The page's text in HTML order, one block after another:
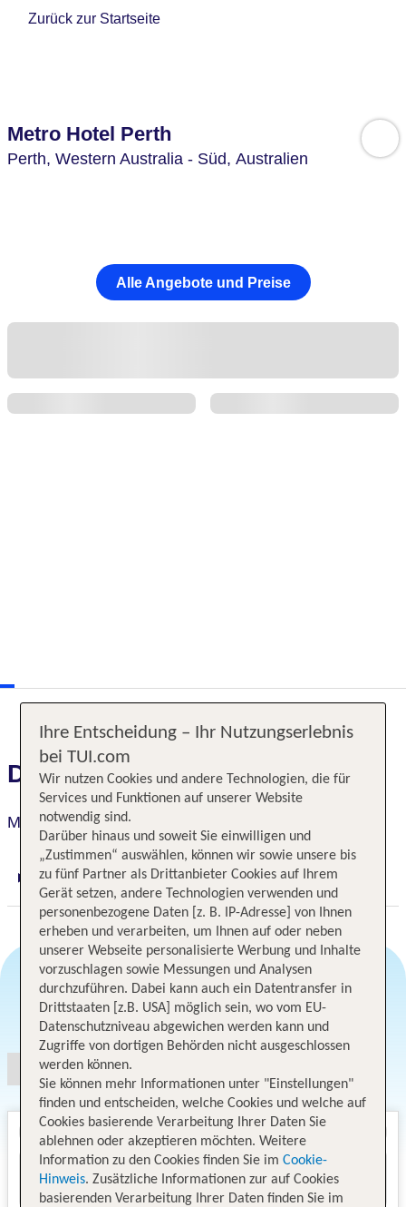
Zurück zur Startseite
Metro Hotel Perth
Perth, Western Australia - Süd, Australien
Alle Angebote und Preise
Das erwartet Sie
Metro Hotel Perth
Digitaler und telefonischer 24/7 TUI Service
Angebotsauswahl
Ihre Entscheidung – Ihr Nutzungserlebnis
bei TUI.com
Wir nutzen Cookies und andere Technologien, die für
Services und Funktionen auf unserer Website
notwendig sind.
Darüber hinaus und soweit Sie einwilligen und
„Zustimmen“ auswählen, können wir sowie unsere bis
zu fünf Partner als Drittanbieter Cookies auf Ihrem
Gerät setzen, andere Technologien verwenden und
personenbezogene Daten [z. B. IP-Adresse] von Ihnen
erheben und verarbeiten, um Ihnen auf oder neben
unserer Webseite personalisierte Werbung und Inhalte
vorzuschlagen sowie Messungen und Analysen
durchzuführen. Dabei kann auch ein Datentransfer in
Drittstaaten [z.B. USA] möglich sein, wo vom EU-
Datenschutzniveau abgewichen werden kann und
Zugriffe von dortigen Behörden nicht ausgeschlossen
werden können.
Sie können mehr Informationen unter "Einstellungen"
finden und entscheiden, welche Cookies und welche auf
Cookies basierende Verarbeitung Ihrer Daten Sie
ablehnen oder akzeptieren möchten. Weitere
Information zu den Cookies finden Sie im Cookie-
Hinweis. Zusätzliche Informationen zur auf Cookies
basierenden Verarbeitung Ihrer Daten finden Sie im